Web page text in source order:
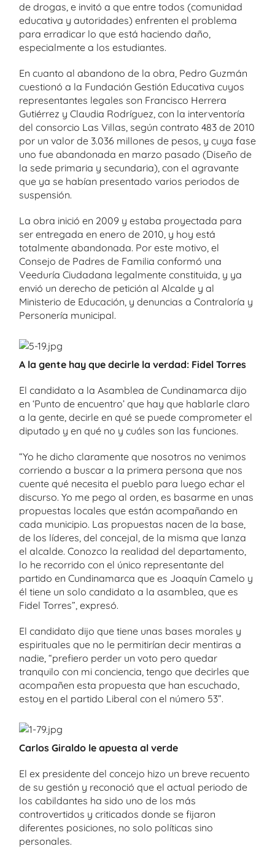
de drogas, e invitó a que entre todos (comunidad
educativa y autoridades) enfrenten el problema
para erradicar lo que está haciendo daño,
especialmente a los estudiantes.
En cuanto al abandono de la obra, Pedro Guzmán
cuestionó a la Fundación Gestión Educativa cuyos
representantes legales son Francisco Herrera
Gutiérrez y Claudia Rodríguez, con la interventoría
del consorcio Las Villas, según contrato 483 de 2010
por un valor de 3.036 millones de pesos, y cuya fase
uno fue abandonada en marzo pasado (Diseño de
la sede primaria y secundaria), con el agravante
que ya se habían presentado varios periodos de
suspensión.
La obra inició en 2009 y estaba proyectada para
ser entregada en enero de 2010, y hoy está
totalmente abandonada. Por este motivo, el
Consejo de Padres de Familia conformó una
Veeduría Ciudadana legalmente constituida, y ya
envió un derecho de petición al Alcalde y al
Ministerio de Educación, y denuncias a Contraloría y
Personería municipal.
A la gente hay que decirle la verdad: Fidel Torres
El candidato a la Asamblea de Cundinamarca dijo
en ‘Punto de encuentro’ que hay que hablarle claro
a la gente, decirle en qué se puede comprometer el
diputado y en qué no y cuáles son las funciones.
“Yo he dicho claramente que nosotros no venimos
corriendo a buscar a la primera persona que nos
cuente qué necesita el pueblo para luego echar el
discurso. Yo me pego al orden, es basarme en unas
propuestas locales que están acompañando en
cada municipio. Las propuestas nacen de la base,
de los líderes, del concejal, de la misma que lanza
el alcalde. Conozco la realidad del departamento,
lo he recorrido con el único representante del
partido en Cundinamarca que es Joaquín Camelo y
él tiene un solo candidato a la asamblea, que es
Fidel Torres”, expresó.
El candidato dijo que tiene unas bases morales y
espirituales que no le permitirían decir mentiras a
nadie, “prefiero perder un voto pero quedar
tranquilo con mi conciencia, tengo que decirles que
acompañen esta propuesta que han escuchado,
estoy en el partido Liberal con el número 53”.
Carlos Giraldo le apuesta al verde
El ex presidente del concejo hizo un breve recuento
de su gestión y reconoció que el actual periodo de
los cabildantes ha sido uno de los más
controvertidos y criticados donde se fijaron
diferentes posiciones, no solo políticas sino
personales.